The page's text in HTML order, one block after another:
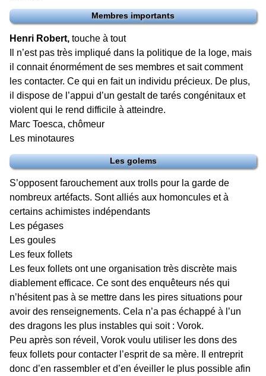
Membres importants
Henri Robert,touche à tout
Il n’est pas très impliqué dans la politique de la loge, mais
il connait énormément de ses membres et sait comment
les contacter. Ce qui en fait un individu précieux. De plus,
il dispose de l’appui d’un gestalt de tarés congénitaux et
violent qui le rend difficile à atteindre.
Marc Toesca, chômeur
Les minotaures
Les golems
S’opposent farouchement aux trolls pour la garde de
nombreux artéfacts. Sont alliés aux homoncules et à
certains achimistes indépendants
Les pégases
Les goules
Les feux follets
Les feux follets ont une organisation très discrète mais
diablement efficace. Ce sont des enquêteurs nés qui
n’hésitent pas à se mettre dans les pires situations pour
avoir des renseignements. Cela n’a pas échappé à l’un
des dragons les plus instables qui soit : Vorok.
Peu après son réveil, Vorok voulu utiliser les dons des
feux follets pour contacter l’esprit de sa mère. Il entreprit
donc d’en rassembler et d’en éveiller le plus possible afin